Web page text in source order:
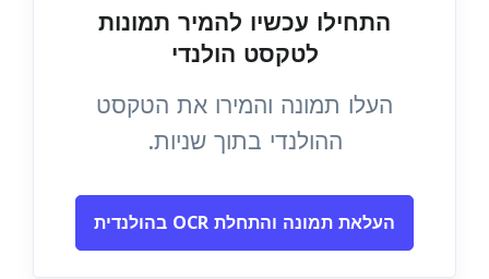
התחילו עכשיו להמיר תמונות
לטקסט הולנדי
העלו תמונה והמירו את הטקסט
ההולנדי בתוך שניות.
העלאת תמונה והתחלת OCR בהולנדית